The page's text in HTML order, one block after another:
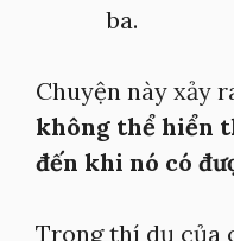
ba.
Chuyện này xảy
không thể hiển
đến khi nó có
Trong thí dụ của